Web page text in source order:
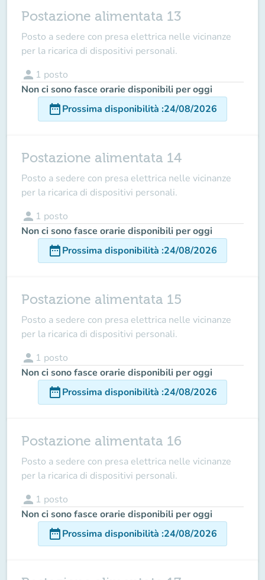
Postazione alimentata 13
Posto a sedere con presa elettrica nelle vicinanze
per la ricarica di dispositivi personali.
person 1 posto
Non ci sono fasce orarie disponibili per oggi
date_rangeProssima disponibilità :24/08/2026
Postazione alimentata 14
Posto a sedere con presa elettrica nelle vicinanze
per la ricarica di dispositivi personali.
person 1 posto
Non ci sono fasce orarie disponibili per oggi
date_rangeProssima disponibilità :24/08/2026
Postazione alimentata 15
Posto a sedere con presa elettrica nelle vicinanze
per la ricarica di dispositivi personali.
person 1 posto
Non ci sono fasce orarie disponibili per oggi
date_rangeProssima disponibilità :24/08/2026
Postazione alimentata 16
Posto a sedere con presa elettrica nelle vicinanze
per la ricarica di dispositivi personali.
person 1 posto
Non ci sono fasce orarie disponibili per oggi
date_rangeProssima disponibilità :24/08/2026